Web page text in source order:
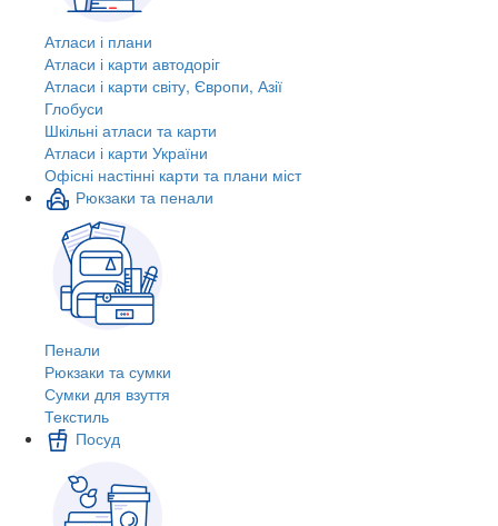
Атласи і плани
Атласи і карти автодоріг
Атласи і карти світу, Європи, Азії
Глобуси
Шкільні атласи та карти
Атласи і карти України
Офісні настінні карти та плани міст
Рюкзаки та пенали
Пенали
Рюкзаки та сумки
Сумки для взуття
Текстиль
Посуд